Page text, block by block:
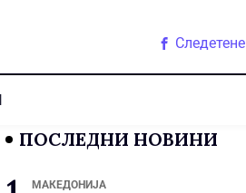
Следетене
ПОСЛЕДНИ НОВИНИ
МАКЕДОНИЈА